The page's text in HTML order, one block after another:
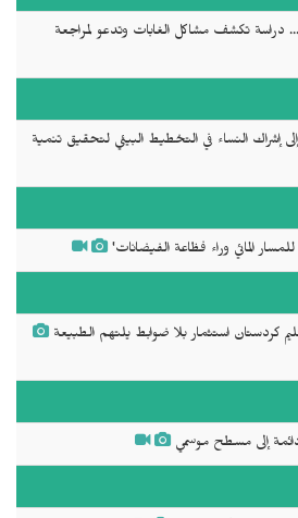
دراسة تكشف مشاكل الغابات وتدعو لمراجعة
إشراك النساء في التخطيط البيئي لتحقيق تنمية
المائي وراء فظاعة الفيضانات'
كردستان استثمار بلا ضوابط يلتهم الطبيعة
إلى مسطح موسمي